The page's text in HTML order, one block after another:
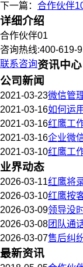
下一篇： 合作伙伴
详细介绍
合作伙伴01
咨询热线:400-619-
联系咨询资讯中心
公司新闻
2021-03-23微信管
2021-03-16如何运
2021-03-16红鹰工
2021-03-16企业微
2021-03-10红鹰工
业界动态
2026-03-11红鹰将
2026-03-10红鹰按
2026-03-09领导没
2026-03-08团队通
2026-03-07售后纠
最新资讯